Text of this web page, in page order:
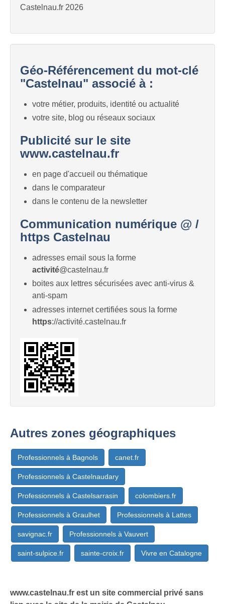
Castelnau.fr 2026
Géo-Référencement du mot-clé
"Castelnau" associé à :
votre métier, produits, identité ou actualité
votre site, blog ou réseaux sociaux
Publicité sur le site
www.castelnau.fr
en page d'accueil ou thématique
dans le comparateur
dans le contenu de la newsletter
Communication numérique @ /
https Castelnau
adresses email sous la forme
activité@castelnau.fr
boites aux lettres sécurisées avec anti-virus &
anti-spam
adresses internet certifiées sous la forme
https://activité.castelnau.fr
Autres zones géographiques
Professionnels à Bagnols canet.fr
Professionnels à Castelnaudary
Professionnels à Castelsarrasin colombiers.fr
Professionnels à Graulhet Professionnels à Lattes
savignac.fr Professionnels à Vauvert
saint-sulpice.fr sainte-croix.fr Vivre en Catalogne
www.castelnau.fr est un site commercial privé sans